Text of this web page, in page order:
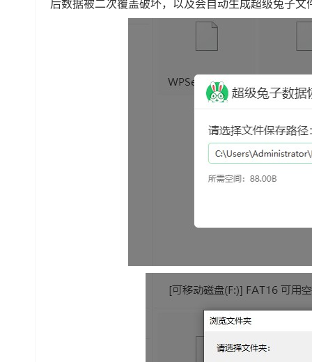
后数据被二次覆盖破坏，以及会自动生成超级兔子文